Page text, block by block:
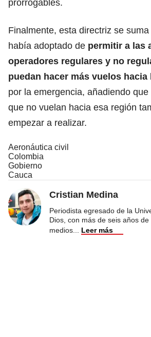
prorrogables.
Finalmente, esta directriz se
había adoptado de permitir a las
operadores regulares y no
puedan hacer más vuelos hacia
por la emergencia, añadiendo
que no vuelan hacia esa región
empezar a realizar.
Aeronáutica civil
Colombia
Gobierno
Cauca
Cristian Medina
Periodista egresado de la
Dios, con más de seis años
medios
Leer más